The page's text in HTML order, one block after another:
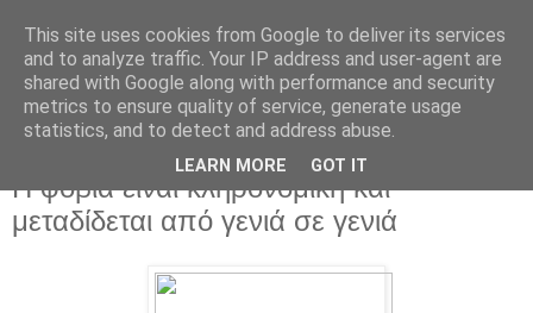
Η φοβία είναι κληρονομική και
μεταδίδεται από γενιά σε γενιά
This site uses cookies from Google to deliver its services
and to analyze traffic. Your IP address and user-agent are
shared with Google along with performance and security
metrics to ensure quality of service, generate usage
statistics, and to detect and address abuse.
LEARN MORE GOT IT